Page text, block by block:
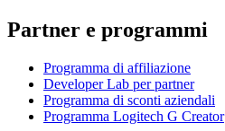
Partner e programmi
Programma di affiliazione
Developer Lab per partner
Programma di sconti aziendali
Programma Logitech G Creator